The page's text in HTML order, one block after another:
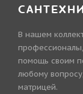
В нашем
помощь своим
любому
матрицей.